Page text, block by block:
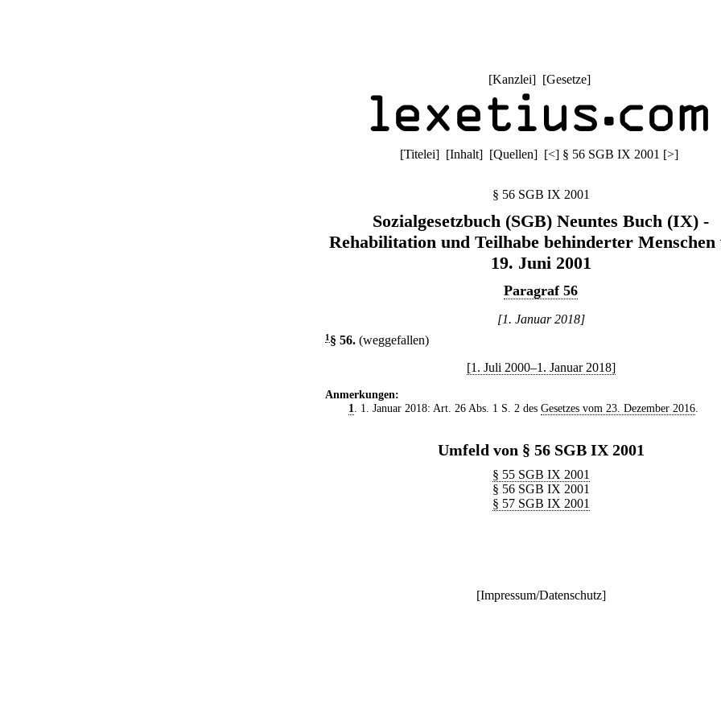
[Kanzlei] [Gesetze]
[Titelei] [Inhalt] [Quellen] [<] § 56 SGB IX 2001 [>]
§ 56 SGB IX 2001
Sozialgesetzbuch (SGB) Neuntes Buch (IX) -
Rehabilitation und Teilhabe behinderter Menschen
19. Juni 2001
Paragraf 56
[1. Januar 2018]
1 § 56. (weggefallen)
[1. Juli 2000–1. Januar 2018]
Anmerkungen:
1
. 1. Januar 2018: Art. 26 Abs. 1 S. 2 des Gesetzes vom 23. Dezember 2016.
Umfeld von § 56 SGB IX 2001
§ 55 SGB IX 2001
§ 56 SGB IX 2001
§ 57 SGB IX 2001
[Impressum/Datenschutz]